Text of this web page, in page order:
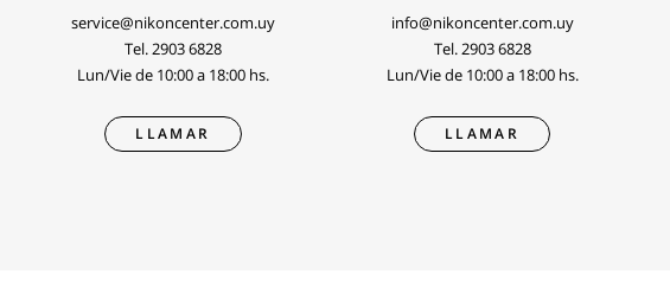
service@nikoncenter.com.uy
Tel. 2903 6828
Lun/Vie de 10:00 a 18:00 hs.
LLAMAR
info@nikoncenter.com.uy
Tel. 2903 6828
Lun/Vie de 10:00 a 18:00 hs.
LLAMAR